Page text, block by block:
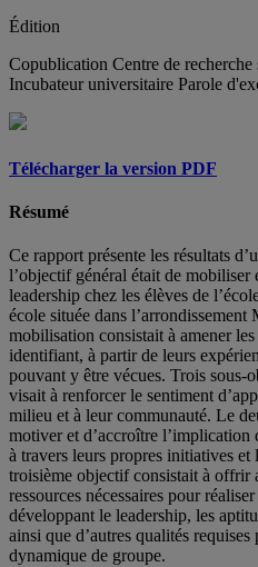
Édition
Copublication Centre de
Incubateur universitaire Parole
Télécharger la version PDF
Résumé
Ce rapport présente les résultats
l’objectif général était de
leadership chez les élèves de
école située dans
mobilisation consistait à amener
identifiant, à partir de leurs
pouvant y être vécues. Trois sous-
visait à renforcer le sentiment
milieu et à leur communauté. Le
motiver et d’accroître l’implication
à travers leurs propres initiatives et
troisième objectif consistait à offrir
ressources nécessaires pour
développant le leadership, les
ainsi que d’autres qualités
dynamique de groupe.